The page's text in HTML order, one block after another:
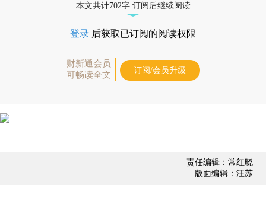
本文共计702字 订阅后继续阅读
登录 后获取已订阅的阅读权限
财新通会员
可畅读全文
订阅/会员升级
责任编辑：常红晓
版面编辑：汪苏